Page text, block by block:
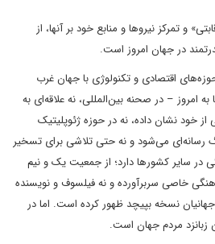
و تمرکز نیروها و منابع خود بر آنها، از
در جهان امروز است.
اقتصادی و تکنولوژی با جهان غرب
امروز – در صحنه بین‌المللی، نه علاقه‌ای به
خود نشان داده، نه در حوزه ژئوپلیتیک
رسانه‌ای می‌شود و نه حتی تلاشی برای تسخیر
در سایر کشورها دارد؛ از جمعیت یک و نیم
خاصی سربرآورده و نه فیلسوف و نویسنده
نسخه بپیچد ظهور کرده است. اما در
زبانزد مردم جهان است.‌